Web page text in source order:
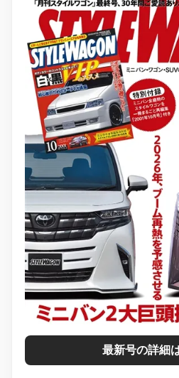
最新号の詳細